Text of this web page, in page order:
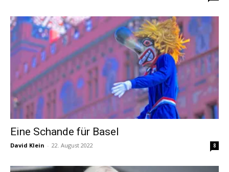
Eine Schande für Basel
David Klein - 22. August 2022 8